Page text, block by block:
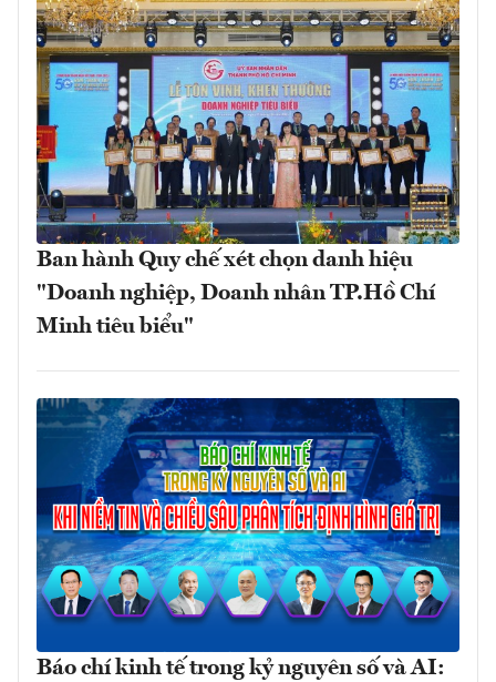
Ban hành Quy chế xét chọn danh hiệu
"Doanh nghiệp, Doanh nhân TP.Hồ Chí
Minh tiêu biểu"
Báo chí kinh tế trong kỷ nguyên số và AI: